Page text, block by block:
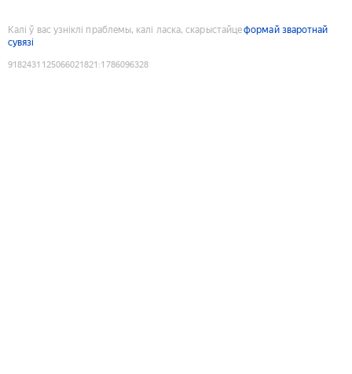
Калі ў вас узніклі праблемы, калі ласка, скарыстайцеформай зваротнай
сувязі
9182431125066021821 :1786096328